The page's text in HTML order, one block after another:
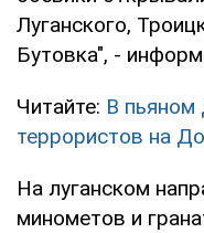
Луганского,
Бутовка", -
Читайте: В пьяном
террористов на
На луганском
минометов и